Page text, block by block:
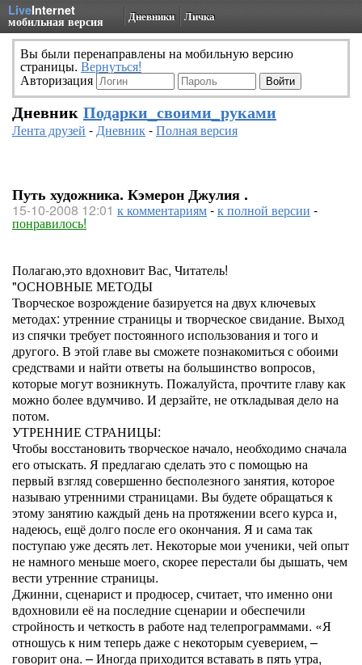
LiveInternet
мобильная версия Дневники Личка
Вы были перенаправлены на мобильную версию
страницы. Вернуться!
Авторизация
Дневник Подарки_своими_руками
Лента друзей -Дневник-Полная версия
Путь художника. Кэмерон Джулия .
15-10-2008 12:01 к комментариям-к полной версии -
понравилось!
Полагаю,это вдохновит Вас, Читатель!
"ОСНОВНЫЕ МЕТОДЫ
Творческое возрождение базируется на двух ключевых
методах: утренние страницы и творческое свидание. Выход
из спячки требует постоянного использования и того и
другого. В этой главе вы сможете познакомиться с обоими
средствами и найти ответы на большинство вопросов,
которые могут возникнуть. Пожалуйста, прочтите главу как
можно более вдумчиво. И дерзайте, не откладывая дело на
потом.
УТРЕННИЕ СТРАНИЦЫ:
Чтобы восстановить творческое начало, необходимо сначала
его отыскать. Я предлагаю сделать это с помощью на
первый взгляд совершенно бесполезного занятия, которое
называю утренними страницами. Вы будете обращаться к
этому занятию каждый день на протяжении всего курса и,
надеюсь, ещё долго после его окончания. Я и сама так
поступаю уже десять лет. Некоторые мои ученики, чей опыт
не намного меньше моего, скорее перестали бы дышать, чем
вести утренние страницы.
Джинни, сценарист и продюсер, считает, что именно они
вдохновили её на последние сценарии и обеспечили
стройность и четкость в работе над телепрограммами. «Я
отношусь к ним теперь даже с некоторым суеверием, –
говорит она. – Иногда приходится вставать в пять утра,